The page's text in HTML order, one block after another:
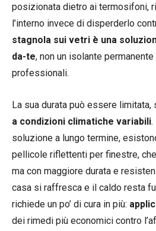
posizionata dietro ai termosifoni,
l’interno invece di disperderlo
stagnola sui vetri è una
da-te, non un isolante
professionali.
La sua durata può essere limitata,
a condizioni climatiche variabili
soluzione a lungo termine,
pellicole riflettenti per finestre,
ma con maggiore durata e
casa si raffresca e il caldo resta
richiede un po’ di cura in più:
dei rimedi più economici contro